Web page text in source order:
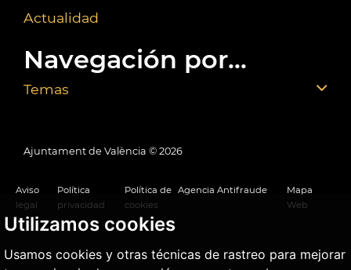
Utilizamos cookies
Usamos cookies y otras técnicas de rastreo para mejorar
Actualidad
Navegación por...
Temas
Ajuntament de València © 2026
Aviso
legal
Política
privacidad
Política de
cookies
Agencia Antifraude
Mapa
Web